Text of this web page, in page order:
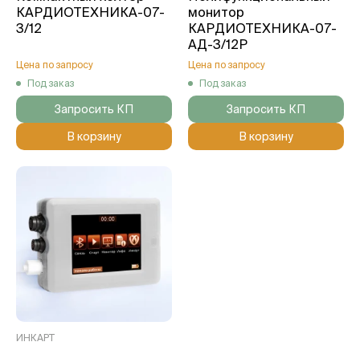
КАРДИОТЕХНИКА-07-
3/12
Цена по запросу
Под заказ
Запросить КП
В корзину
монитор
КАРДИОТЕХНИКА-07-
АД-3/12Р
Цена по запросу
Под заказ
Запросить КП
В корзину
ИНКАРТ